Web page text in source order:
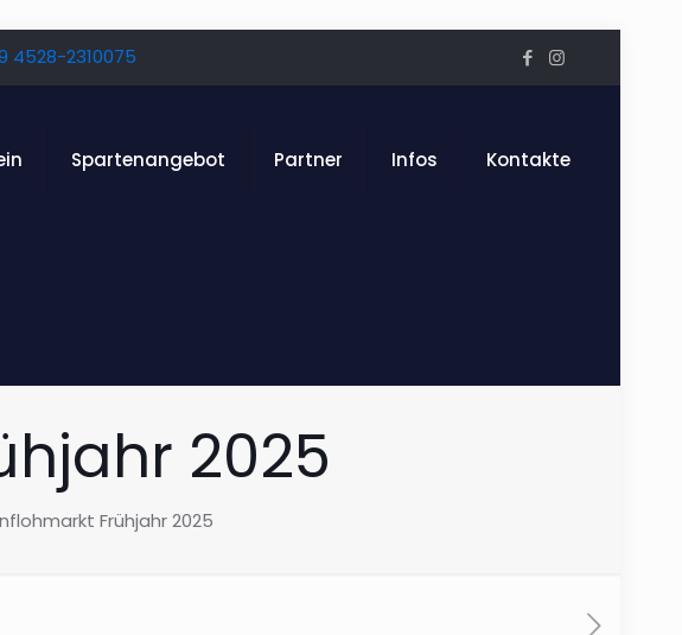
4528-2310075
Spartenangebot Partner Infos Kontakte
2025
Frühjahr 2025